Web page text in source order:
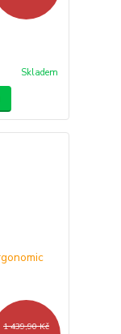
Skladem
1 439,90 Kč